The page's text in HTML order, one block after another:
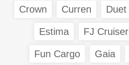
Crown Curren Duet
Estima FJ Cruiser
Fun Cargo Gaia